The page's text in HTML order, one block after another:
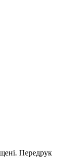
Передрук